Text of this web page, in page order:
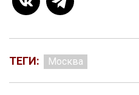
ТЕГИ: Москва